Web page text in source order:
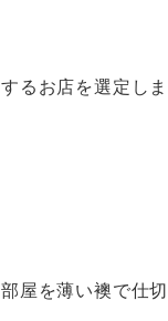
るお店を選定しま
屋を薄い襖で仕切